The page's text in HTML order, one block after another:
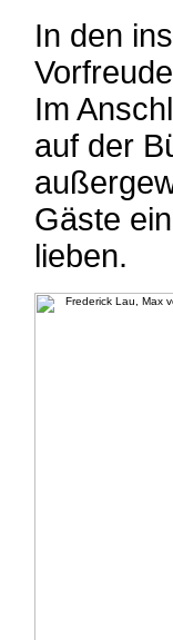
In den
Im
auf der
Gäste
lieben.